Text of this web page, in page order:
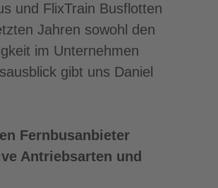
und FlixTrain Busflotten
Jahren sowohl den
im Unternehmen
gibt uns Daniel
Fernbusanbieter
Antriebsarten und